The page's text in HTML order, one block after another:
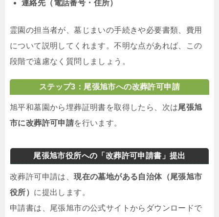
連絡先（電話番号・住所）
霊園の担当者が、墓じまいの手続きや必要書類、費用
について説明してくれます。不明な点があれば、この
段階で遠慮なく質問しましょう。
ステップ3：尾張旭市への改葬許可申請
旭平和墓園から埋葬証明書を取得したら、次は尾張旭
市に改葬許可申請を行います。
尾張旭市役所への「改葬許可申請書」提出
改葬許可申請は、現在の墓地がある自治体（尾張旭市
役所） に提出します。
申請書は、尾張旭市の公式サイトからダウンロードで